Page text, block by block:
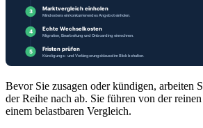
Bevor Sie zusagen oder kündigen, arbeiten
der Reihe nach ab. Sie führen von der
einem belastbaren Vergleich.